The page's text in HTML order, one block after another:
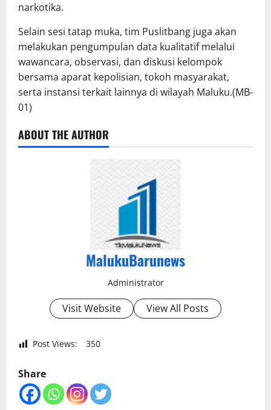
narkotika.
Selain sesi tatap muka, tim Puslitbang juga akan
melakukan pengumpulan data kualitatif melalui
wawancara, observasi, dan diskusi kelompok
bersama aparat kepolisian, tokoh masyarakat,
serta instansi terkait lainnya di wilayah Maluku.(MB-
01)
ABOUT THE AUTHOR
MalukuBarunews
Administrator
Visit Website View All Posts
Post Views: 350
Share